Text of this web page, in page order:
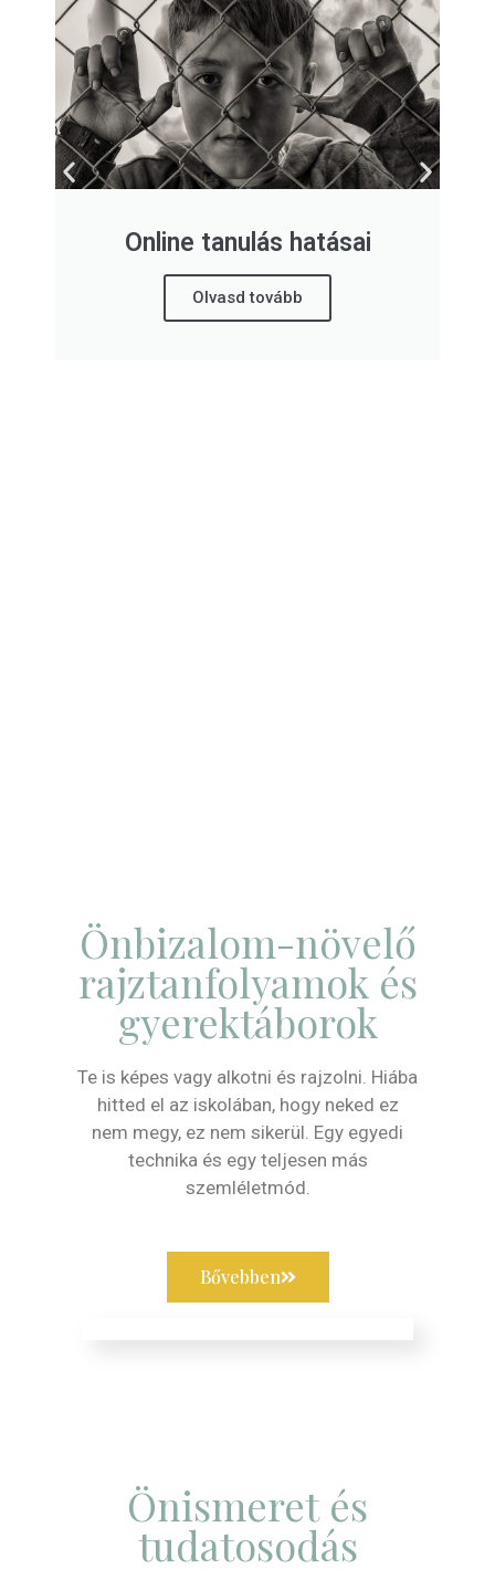
Online tanulás hatásai
Olvasd tovább
Önbizalom-növelő
rajztanfolyamok és
gyerektáborok
Te is képes vagy alkotni és rajzolni. Hiába
hitted el az iskolában, hogy neked ez
nem megy, ez nem sikerül. Egy egyedi
technika és egy teljesen más
szemléletmód.
Bővebben
Önismeret és
tudatosodás